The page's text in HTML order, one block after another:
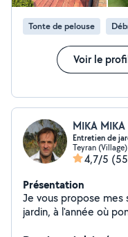
Tonte de pelouse
Voir le
MIKA
Entretien de
Teyran (Village)
4,7/5
Présentation
Je vous propose
jardin, à l'année où